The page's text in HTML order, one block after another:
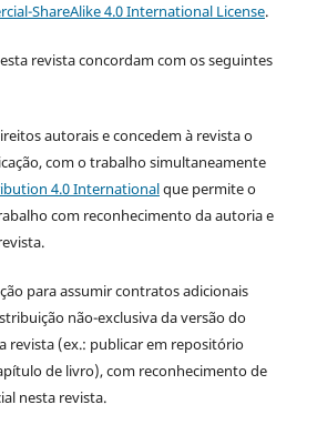
ShareAlike 4.0 International License.
revista concordam com os seguintes
autorais e concedem à revista o
com o trabalho simultaneamente
4.0 Internationalque permite o
com reconhecimento da autoria e
para assumir contratos adicionais
não-exclusiva da versão do
revista (ex.: publicar em repositório
de livro), com reconhecimento de
nesta revista.